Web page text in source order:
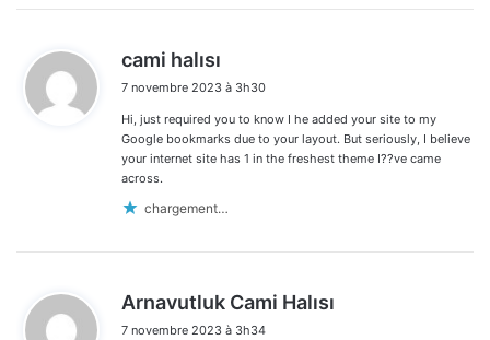
cami halısı
t
:
7 novembre 2023 à 3h30
Hi, just required you to know I he added your site to my
Google bookmarks due to your layout. But seriously, I believe
your internet site has 1 in the freshest theme I??ve came
across.
chargement…
Arnavutluk Cami Halısı
7 novembre 2023 à 3h34